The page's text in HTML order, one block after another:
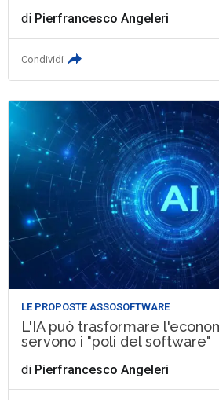
di Pierfrancesco Angeleri
Condividi
LE PROPOSTE ASSOSOFTWARE
L'IA può trasformare
servono i "poli del software"
di Pierfrancesco Angeleri